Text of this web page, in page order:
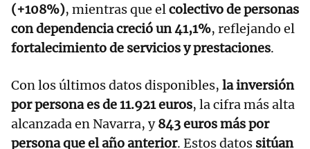
(+108%), mientras que elcolectivo de personas
con dependencia creció un 41,1%, reflejando el
fortalecimiento de servicios y prestaciones.
Con los últimos datos disponibles, la inversión
por persona es de 11.921 euros, la cifra más alta
alcanzada en Navarra, y843 euros más por
persona que el año anterior. Estos datos sitúan